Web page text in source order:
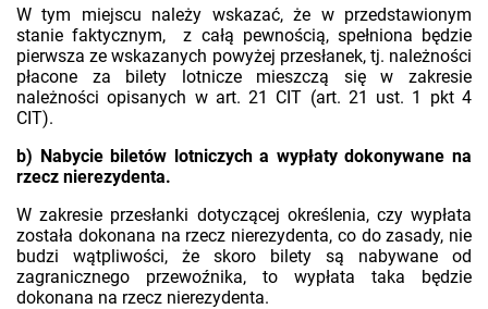
W tym miejscu należy wskazać, że w przedstawionym
stanie faktycznym, z całą pewnością, spełniona będzie
pierwsza ze wskazanych powyżej przesłanek, tj. należności
płacone za bilety lotnicze mieszczą się w zakresie
należności opisanych w art. 21 CIT (art. 21 ust. 1 pkt 4
CIT).
b) Nabycie biletów lotniczych a wypłaty dokonywane na
rzecz nierezydenta.
W zakresie przesłanki dotyczącej określenia, czy wypłata
została dokonana na rzecz nierezydenta, co do zasady, nie
budzi wątpliwości, że skoro bilety są nabywane od
zagranicznego przewoźnika, to wypłata taka będzie
dokonana na rzecz nierezydenta.